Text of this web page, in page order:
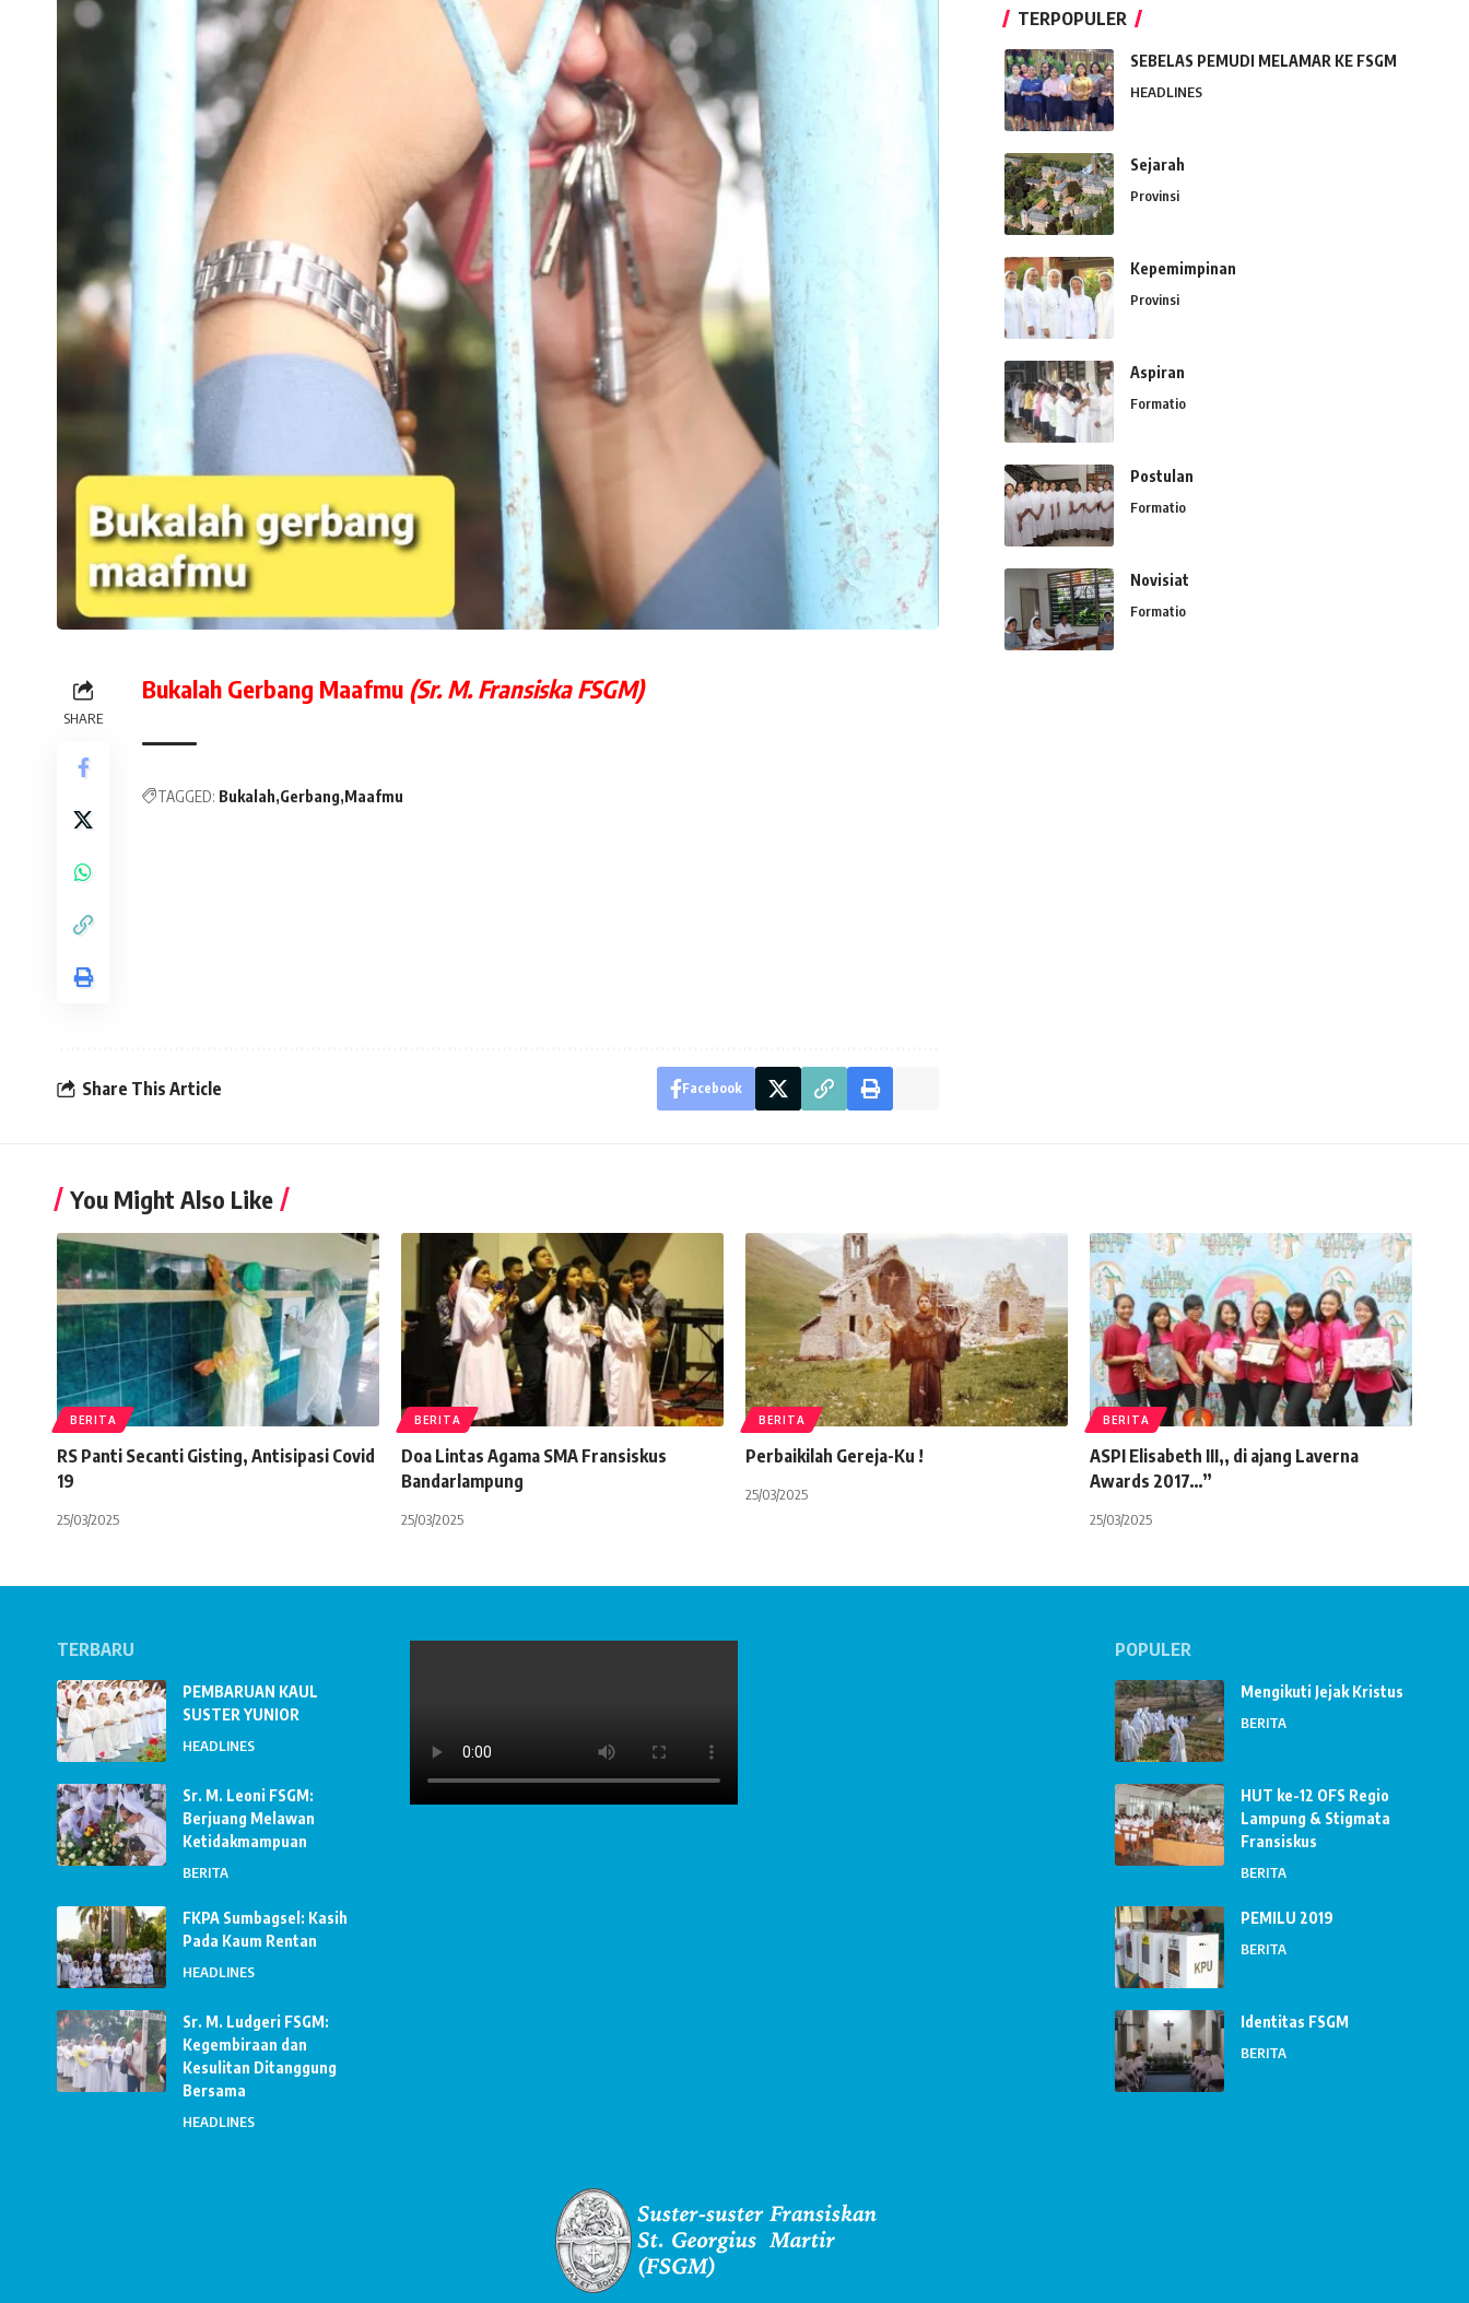
SHARE
Bukalah Gerbang Maafmu (Sr. M. Fransiska FSGM)
TAGGED: Bukalah Gerbang Maafmu
Share This Article Facebook
TERPOPULER
SEBELAS PEMUDI MELAMAR KE FSGM
HEADLINES
Sejarah
Provinsi
Kepemimpinan
Provinsi
Aspiran
Formatio
Postulan
Formatio
Novisiat
Formatio
You Might Also Like
BERITA
RS Panti Secanti Gisting, Antisipasi Covid
19
25/03/2025
BERITA
Doa Lintas Agama SMA Fransiskus
Bandarlampung
25/03/2025
BERITA
Perbaikilah Gereja-Ku !
25/03/2025
BERITA
ASPI Elisabeth III,, di ajang Laverna
Awards 2017…”
25/03/2025
TERBARU
PEMBARUAN KAUL
SUSTER YUNIOR
HEADLINES
Sr. M. Leoni FSGM:
Berjuang Melawan
Ketidakmampuan
BERITA
FKPA Sumbagsel: Kasih
Pada Kaum Rentan
HEADLINES
Sr. M. Ludgeri FSGM:
Kegembiraan dan
Kesulitan Ditanggung
Bersama
HEADLINES
POPULER
Mengikuti Jejak Kristus
BERITA
HUT ke-12 OFS Regio
Lampung & Stigmata
Fransiskus
BERITA
PEMILU 2019
BERITA
Identitas FSGM
BERITA